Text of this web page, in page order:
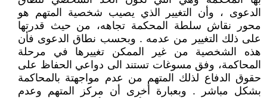
الدعوى ، وأن التغيير الذي يصيب شخصية المتهم هو
محور نقاش سلطة المحكمة تجاهه، من حيث قدرتها
على ذلك التغيير من عدمه . وبحسب نطاق الدعوى فأن
هذه الشخصية من غير الممكن تغييرها في مرحلة
المحاكمة، وفق مسوغات تستند الى دواعي الحفاظ على
حقوق الدفاع لذلك المتهم من عدم مواجهتة بالمحاكمة
بشكل مباشر . وبعبارة أخرى أن مركز المتهم وعدم